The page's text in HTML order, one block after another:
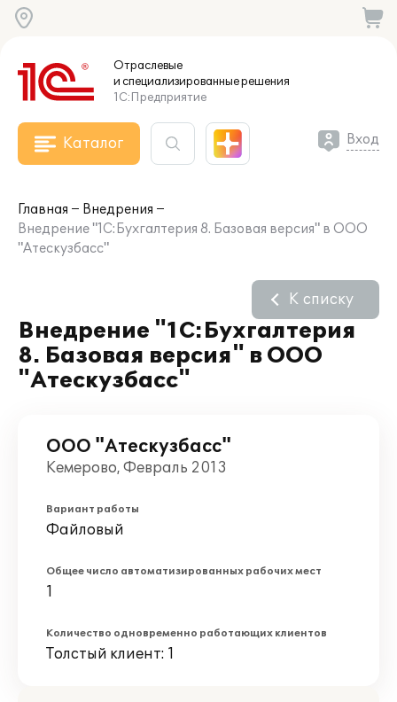
Отраслевые
и специализированныерешения
1С:Предприятие
Каталог Вход
Главная
Внедрения
Внедрение "1С:Бухгалтерия 8. Базовая версия" в ООО
"Атескузбасс"
Внедрение "1С:Бухгалтерия
8. Базовая версия" в ООО
"Атескузбасс"
К списку
ООО "Атескузбасс"
Кемерово, Февраль 2013
Вариант работы
Файловый
Общее число автоматизированных рабочих мест
1
Количество одновременно работающих клиентов
Толстый клиент: 1